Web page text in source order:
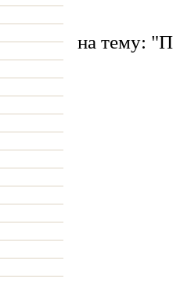
на тему: